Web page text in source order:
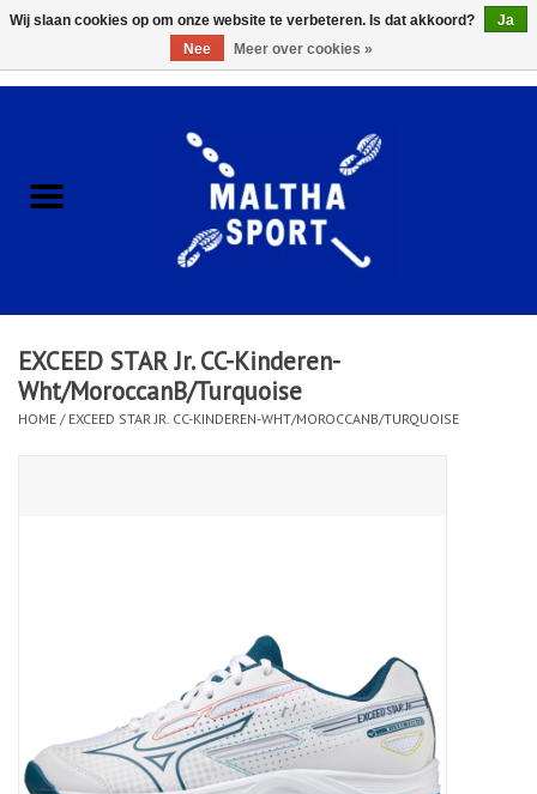
ACCESSOIRES/HARDWARE
KLEDING
CLUBSHOPS
EXCEED STAR Jr. CC-Kinderen-
Wht/MoroccanB/Turquoise
HOME / EXCEED STAR JR. CC-KINDEREN-WHT/MOROCCANB/TURQUOISE
Wij slaan cookies op om onze website te verbeteren. Is dat akkoord?
Ja
Nee
Meer over cookies »